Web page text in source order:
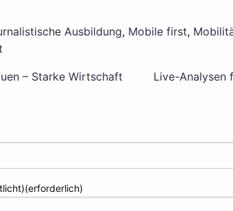
Ausbildung, Mobile first,
– Starke Wirtschaft Live-Analysen